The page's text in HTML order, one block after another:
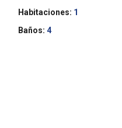
Habitaciones: 1
Baños: 4